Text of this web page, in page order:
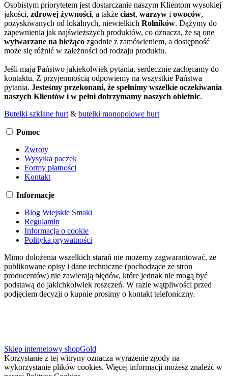
Osobistym priorytetem jest dostarczanie naszym Klientom wysokiej
jakości, zdrowej żywności, a także ciast, warzyw i owoców,
pozyskiwanych od lokalnych, niewielkich Rolników. Dążymy do
zapewnienia jak najświeższych produktów, co oznacza, że są one
wytwarzane na bieżąco zgodnie z zamówieniem, a dostępność
może się różnić w zależności od rodzaju produktu.
Jeśli mają Państwo jakiekolwiek pytania, serdecznie zachęcamy do
kontaktu. Z przyjemnością odpowiemy na wszystkie Państwa
pytania. Jesteśmy przekonani, że spełnimy wszelkie oczekiwania
naszych Klientów i w pełni dotrzymamy naszych obietnic.
Butelki szklane hurt & butelki monopolowe hurt
Pomoc
Zwroty
Wysyłka paczek
Formy płatności
Kontakt
Informacje
Blog Wiejskie Smaki
Regulamin
Informacja o cookie
Polityka prywatności
Mimo dołożenia wszelkich starań nie możemy zagwarantować, że
publikowane opisy i dane techniczne (pochodzące ze stron
producentów) nie zawierają błędów, które jednak nie mogą być
podstawą do jakichkolwiek roszczeń. W razie wątpliwości przed
podjęciem decyzji o kupnie prosimy o kontakt telefoniczny.
Sklep internetowy shopGold
Korzystanie z tej witryny oznacza wyrażenie zgody na
wykorzystanie plików cookies. Więcej informacji możesz znaleźć w